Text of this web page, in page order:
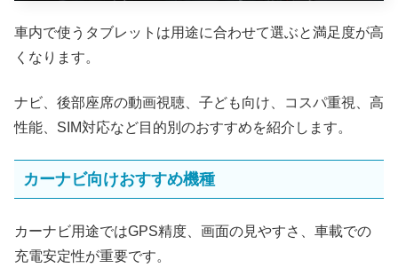
車内で使うタブレットは用途に合わせて選ぶと満足度が高
くなります。
ナビ、後部座席の動画視聴、子ども向け、コスパ重視、高
性能、SIM対応など目的別のおすすめを紹介します。
カーナビ向けおすすめ機種
カーナビ用途ではGPS精度、画面の見やすさ、車載での
充電安定性が重要です。